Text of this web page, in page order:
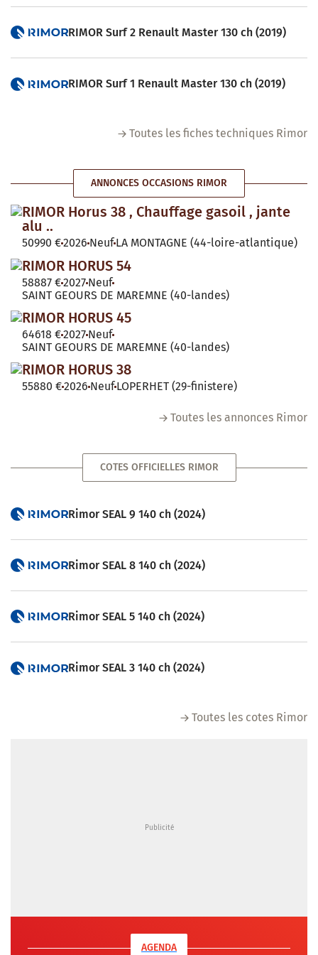
RIMOR Surf 2 Renault Master 130 ch (2019)
RIMOR Surf 1 Renault Master 130 ch (2019)
Toutes les fiches techniques Rimor
ANNONCES OCCASIONS RIMOR
RIMOR Horus 38 , Chauffage gasoil , jante
alu ..
50990 €2026 Neuf LA MONTAGNE (44-loire-atlantique)
RIMOR HORUS 54
58887 €2027 Neuf
SAINT GEOURS DE MAREMNE (40-landes)
RIMOR HORUS 45
64618 €2027 Neuf
SAINT GEOURS DE MAREMNE (40-landes)
RIMOR HORUS 38
55880 €2026 Neuf LOPERHET (29-finistere)
Toutes les annonces Rimor
COTES OFFICIELLES RIMOR
Rimor SEAL 9 140 ch (2024)
Rimor SEAL 8 140 ch (2024)
Rimor SEAL 5 140 ch (2024)
Rimor SEAL 3 140 ch (2024)
Toutes les cotes Rimor
AGENDA